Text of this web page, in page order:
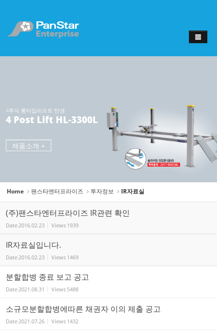
4주식 롱타입리프트 탄생
4 Post Lift HL-3300L
제품소개 +
Home 팬스타엔터프라이즈 투자정보 IR자료실
(주)팬스타엔터프라이즈 IR관련 확인
Date2016.02.23 Views 1939
IR자료실입니다.
Date2016.02.23 Views 1469
분할합병 종료 보고 공고
Date2021.08.31 Views 5488
소규모분할합병에따른 채권자 이의 제출 공고
Date2021.07.26 Views 1432
스케치북5
스케치북5